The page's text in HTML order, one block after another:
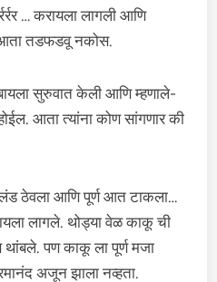
… करायला लागली आणि
तडफडवू नकोस.
सुरुवात केली आणि म्हणाले-
आता त्यांना कोण सांगणार की
ठेवला आणि पूर्ण आत टाकला…
लागले. थोड्या वेळ काकू ची
पण काकू ला पूर्ण मजा
अजून झाला नव्हता.